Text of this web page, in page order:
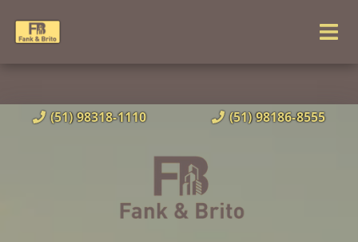
(51) 98318-1110 (51) 98186-8555